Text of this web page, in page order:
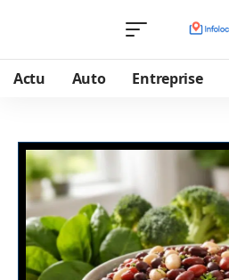
Actu Auto Entreprise